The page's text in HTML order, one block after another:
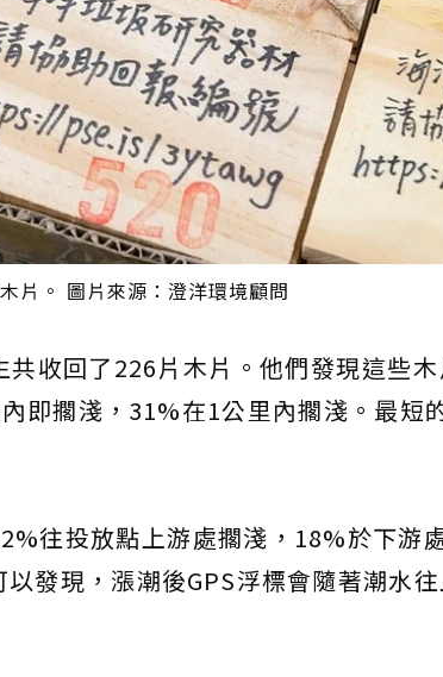
片。 圖片來源：澄洋環境顧問
收回了226片木片。他們發現這些
即擱淺，31%在1公里內擱淺。最短
往投放點上游處擱淺，18%於下游
發現，漲潮後GPS浮標會隨著潮水